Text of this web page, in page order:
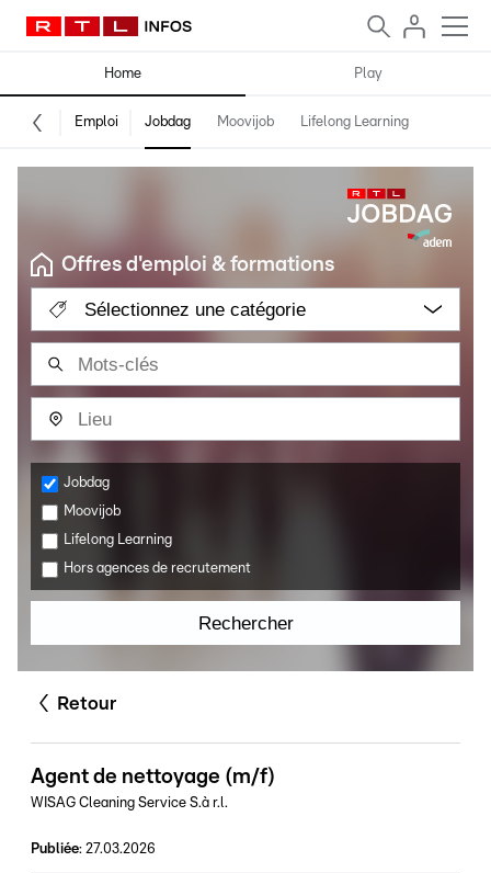
Home Play
Emploi Jobdag Moovijob Lifelong Learning
Offres d'emploi & formations
Sélectionnez une catégorie
Jobdag
Moovijob
Lifelong Learning
Hors agences de recrutement
Rechercher
Retour
Agent de nettoyage (m/f)
WISAG Cleaning Service S.à r.l.
Publiée: 27.03.2026